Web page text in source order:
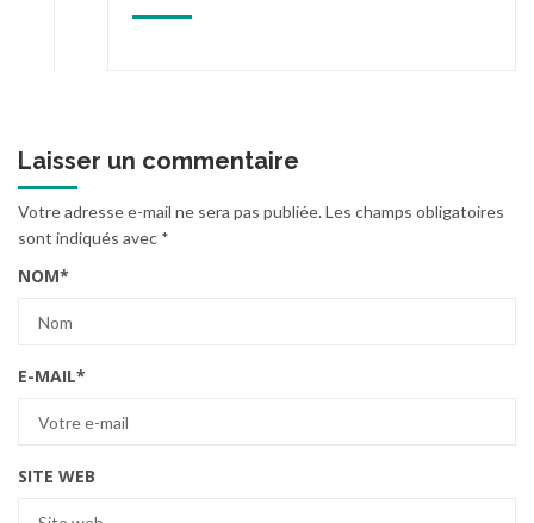
Laisser un commentaire
Votre adresse e-mail ne sera pas publiée.Les champs obligatoires
sont indiqués avec *
NOM*
E-MAIL*
SITE WEB